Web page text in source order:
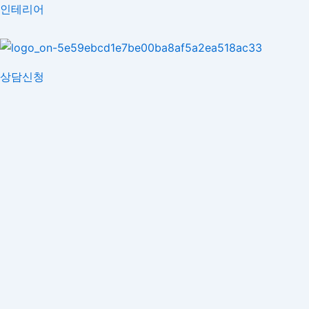
콘
츠
건
인테리어
상담신청